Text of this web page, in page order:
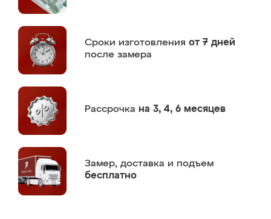
Сроки изготовления от 7 дней
после замера
Рассрочка на 3, 4, 6 месяцев
Замер, доставка и подъем
бесплатно